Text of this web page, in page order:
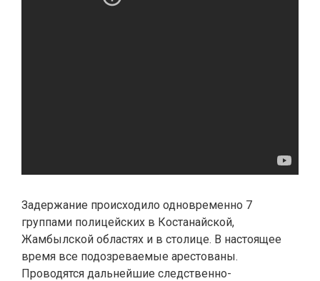
Задержание происходило одновременно 7
группами полицейских в Костанайской,
Жамбылской областях и в столице. В настоящее
время все подозреваемые арестованы.
Проводятся дальнейшие следственно-